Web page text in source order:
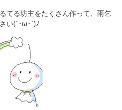
てる坊主をたくさん作って、雨乞
い(`･ω･´)ﾉ